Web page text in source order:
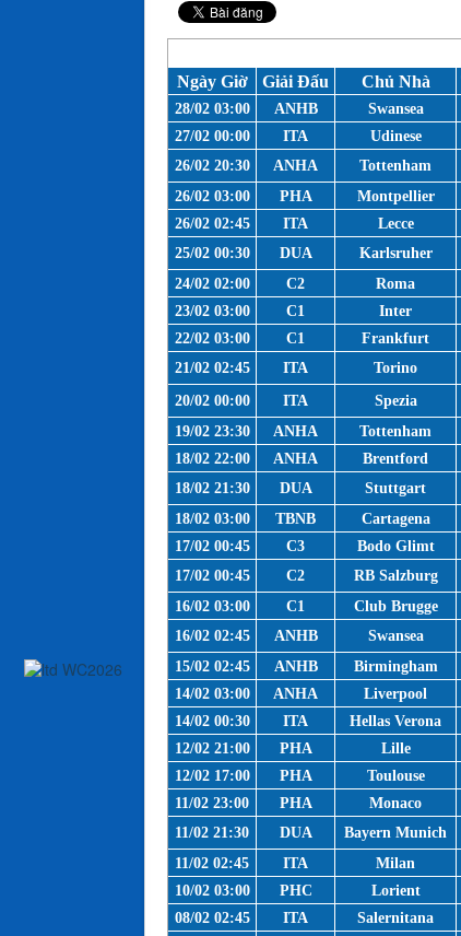
Ngày Giờ Giải Đấu Chủ Nhà
28/02 03:00 ANHB Swansea
27/02 00:00
ITA Udinese
26/02 20:30
ANHA Tottenham
26/02 03:00
PHA Montpellier
26/02 02:45
ITA Lecce
25/02 00:30
DUA Karlsruher
24/02 02:00
C2 Roma
23/02 03:00
C1 Inter
22/02 03:00
C1 Frankfurt
21/02 02:45
ITA Torino
20/02 00:00
ITA Spezia
19/02 23:30
ANHA Tottenham
18/02 22:00
ANHA Brentford
18/02 21:30
DUA Stuttgart
18/02 03:00
TBNB Cartagena
17/02 00:45
C3 Bodo Glimt
17/02 00:45
C2 RB Salzburg
16/02 03:00
C1 Club Brugge
16/02 02:45
ANHB Swansea
15/02 02:45
ANHB Birmingham
14/02 03:00
ANHA Liverpool
14/02 00:30
ITA Hellas Verona
12/02 21:00
PHA Lille
12/02 17:00
PHA Toulouse
11/02 23:00
PHA Monaco
11/02 21:30
DUA Bayern Munich
11/02 02:45
ITA Milan
10/02 03:00
PHC Lorient
08/02 02:45
ITA Salernitana